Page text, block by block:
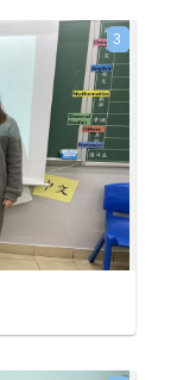
3